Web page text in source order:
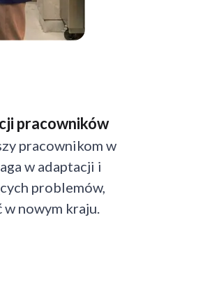
pracowników
pracownikom w
w adaptacji i
problemów,
nowym kraju.